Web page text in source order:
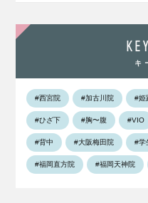
キ
#西宮院 #加古川院 #姫
#ひざ下 #胸〜腹 #VIO
#背中 #大阪梅田院 #学
#福岡直方院 #福岡天神院